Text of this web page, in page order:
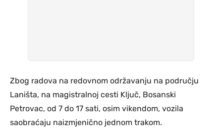
Zbog radova na redovnom održavanju na području
Laništa, na magistralnoj cesti Ključ, Bosanski
Petrovac, od 7 do 17 sati, osim vikendom, vozila
saobraćaju naizmjenično jednom trakom.